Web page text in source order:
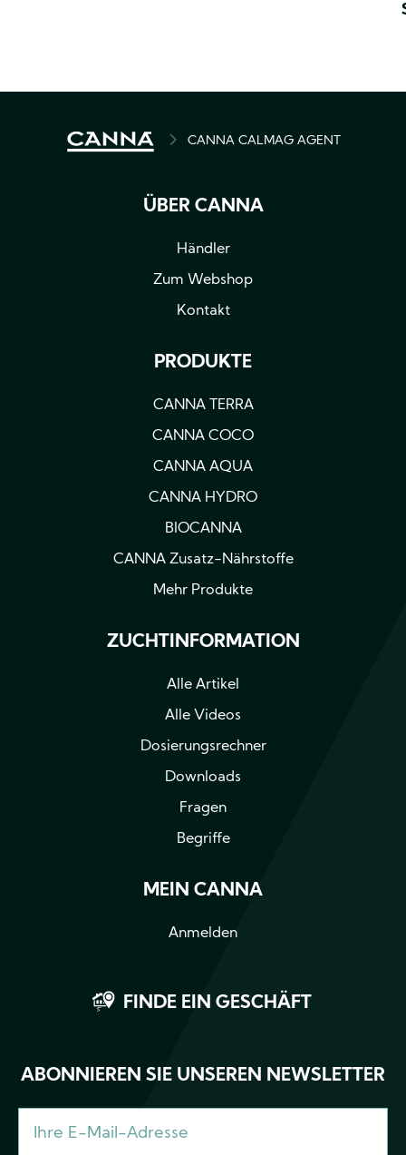
PFADNAVIGATIONCANNA CALMAG AGENT
ÜBER CANNA
Händler
Zum Webshop
Kontakt
PRODUKTE
CANNA TERRA
CANNA COCO
CANNA AQUA
CANNA HYDRO
BIOCANNA
CANNA Zusatz-Nährstoffe
Mehr Produkte
ZUCHTINFORMATION
Alle Artikel
Alle Videos
Dosierungsrechner
Downloads
Fragen
Begriffe
MEIN CANNA
Anmelden
FINDE EIN GESCHÄFT
ABONNIEREN SIE UNSEREN NEWSLETTER